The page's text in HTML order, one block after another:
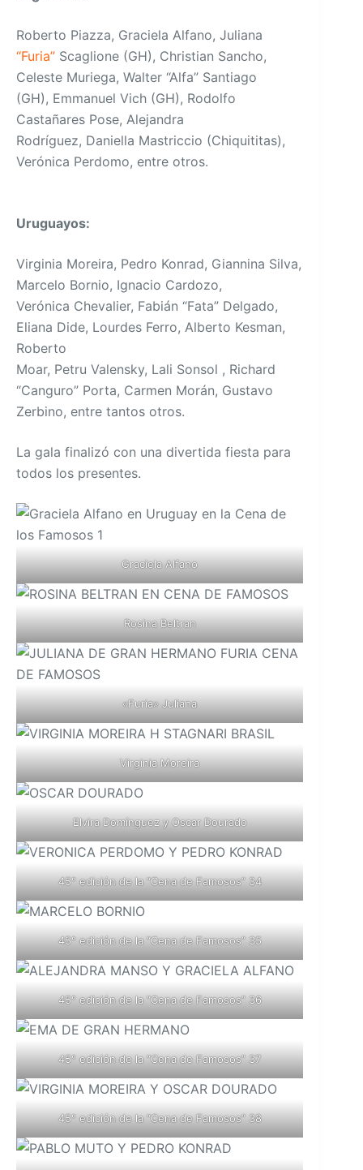
Roberto Piazza, Graciela Alfano, Juliana
“Furia” Scaglione (GH), Christian Sancho,
Celeste Muriega, Walter “Alfa” Santiago
(GH), Emmanuel Vich (GH), Rodolfo
Castañares Pose, Alejandra
Rodríguez, Daniella Mastriccio (Chiquititas),
Verónica Perdomo, entre otros.
Uruguayos:
Virginia Moreira, Pedro Konrad, Giannina Silva,
Marcelo Bornio, Ignacio Cardozo,
Verónica Chevalier, Fabián “Fata” Delgado,
Eliana Dide, Lourdes Ferro, Alberto Kesman,
Roberto
Moar, Petru Valensky, Lali Sonsol , Richard
“Canguro” Porta, Carmen Morán, Gustavo
Zerbino, entre tantos otros.
La gala finalizó con una divertida fiesta para
todos los presentes.
Graciela Alfano
Rosina Beltran
«Furia» Juliana
Virginia Moreira
Elvira Domínguez y Oscar Dourado
45° edición de la “Cena de Famosos” 34
45° edición de la “Cena de Famosos” 35
45° edición de la “Cena de Famosos” 36
45° edición de la “Cena de Famosos” 37
45° edición de la “Cena de Famosos” 38